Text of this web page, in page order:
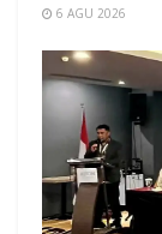
6 AGU 2026